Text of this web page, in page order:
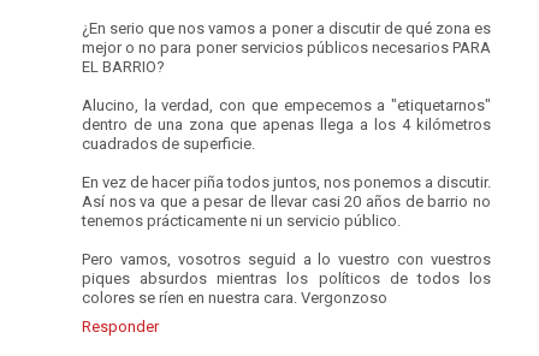
¿En serio que nos vamos a poner a discutir de qué zona es
mejor o no para poner servicios públicos necesarios PARA
EL BARRIO?
Alucino, la verdad, con que empecemos a "etiquetarnos"
dentro de una zona que apenas llega a los 4 kilómetros
cuadrados de superficie.
En vez de hacer piña todos juntos, nos ponemos a discutir.
Así nos va que a pesar de llevar casi 20 años de barrio no
tenemos prácticamente ni un servicio público.
Pero vamos, vosotros seguid a lo vuestro con vuestros
piques absurdos mientras los políticos de todos los
colores se ríen en nuestra cara. Vergonzoso
Responder